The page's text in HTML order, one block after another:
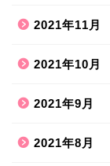
2021年11月
2021年10月
2021年9月
2021年8月